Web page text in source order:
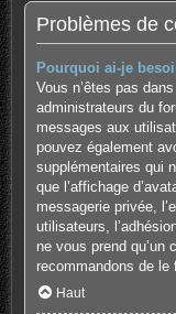
Problèmes de
Pourquoi ai-je
Vous n’êtes pas
administrateurs du
messages aux
pouvez également
supplémentaires qui
que l’affichage
messagerie privée,
utilisateurs,
ne vous prend qu’un
recommandons de le
Haut